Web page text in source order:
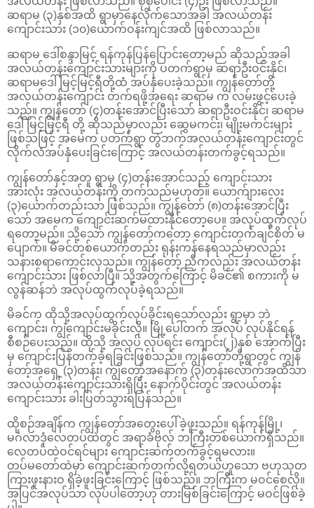
ဆရာမ (၃)နှစ်အထိ ရွာမှာနေလိုက်သောအခါ အလယ်တန်း
ကျောင်းသား (၁၀)ယောက်ဝန်းကျင်အထိ ဖြစ်လာသည်။
ဆရာမ ဒေါ်စန္ဒာမြင့် ရန်ကုန်ပြန်ပြောင်းတော့မည် ဆိုသည့်အခါ
အလယ်တန်းကျောင်းသားများကို ပတက်ရွာမှ ဆရာဦးဝင်းနိုင်၊
ဆရာမဒေါ်မြင့်မြင့်ရီတို့ထံ အပ်နှံပေးခဲ့သည်။ ကျွန်တော်တို့
အလယ်တန်းကျောင်း တက်ရဖို့အရေး ဆရာမ က လမ်းဖွင့်ပေးခဲ့
သည်။ ကျွန်တော် (၄)တန်းအောင်ပြီးသော် ဆရာဦးဝင်းနိုင်၊ ဆရာမ
ဒေါ်မြင့်မြင့်ရီ တို့ ဆိုသည်မှာလည်း ဆွေမကင်း၊ မျိုးမကင်းများ
ဖြစ်သဖြင့် အမေက ပတက်ရွာ တွဲဘက်အလယ်တန်းကျောင်းတွင်
လိုက်လံအပ်နှံပေးခြင်းကြောင့် အလယ်တန်းတက်ခွင့်ရသည်။
ကျွန်တော်နှင့်အတူ ရွာမှ (၄)တန်းအောင်သည့် ကျောင်းသား
အားလုံး အလယ်တန်းကို တက်သည်မဟုတ်။ ယောက်ျားလေး
(၃)ယောက်တည်းသာ ဖြစ်သည်။ ကျွန်တော် (၈)တန်းအောင်ပြီး
သော် အမေက ကျောင်းဆက်မထားနိုင်တော့ပေ။ အလုပ်ထွက်လုပ်
ရတော့မည်။ သို့သော် ကျွန်တော်ကတော့ ကျောင်းတက်ချင်စိတ် မ
ပျောက်။ မိခင်တစ်ယောက်တည်း ရုန်းကန်နေရသည်မှာလည်း
သနားစရာကောင်းလှသည်။ ကျွန်တော့် ညီကလည်း အလယ်တန်း
ကျောင်းသား ဖြစ်လာပြီ။ သို့အတွက်ကြောင့် မိခင်၏ စကားကို မ
လွန်ဆန်ဘဲ အလုပ်ထွက်လုပ်ခဲ့ရသည်။
မိခင်က ထိုသို့အလုပ်ထွက်လုပ်ခိုင်းရသော်လည်း ရွာမှာ ဘဲ
ကျောင်း၊ ကျွဲကျောင်းမခိုင်းလို။ မြို့ပေါ်တက် အလုပ် လုပ်နိုင်ရန်
စီစဉ်ပေးသည်။ ထိုသို့ အလုပ် လုပ်ရင်း ကျောင်း(၂)နှစ် အောက်ပြီး
မှ ကျောင်းပြန်တက်ခဲ့ရခြင်းဖြစ်သည်။ ကျွန်တော်တို့ရွာတွင် ကျွန်
တော့်အရှေ့ (၃)တန်း၊ ကျွ်တော့်အနောက် (၃)တန်းလောက်အထိသာ
အလယ်တန်းကျောင်းသားရှိပြီး နောက်ပိုင်းတွင် အလယ်တန်း
ကျောင်းသား ခါးပြတ်သွားရပြန်သည်။
ထိုစဉ်အချိန်က ကျွန်တော်အတွေးပေါ်ခဲ့ဖူးသည်။ ရန်ကုန်မြို့၊
မင်္ဂလာဒုံလေတပ်ထဲတွင် အရာခံဗိုလ် ဘကြီးတစ်ယောက်ရှိသည်။
လေတပ်ထဲဝင်ရင်များ ကျောင်းဆက်တက်ခွင့်ရမလား။
တပ်မတော်ထဲမှာ ကျောင်းဆက်တက်လို့ရတယ်ဟူသော ဗဟုသုတ
ကြားဖူးနားဝ ရှိခဲ့ဖူးခြင်းကြောင့် ဖြစ်သည်။ ဘကြီးက မဝင်စေလို။
အပြင်အလုပ်သာ လုပ်ပါတော့ဟု တားမြစ်ခြင်းကြောင့် မဝင်ဖြစ်ခဲ့